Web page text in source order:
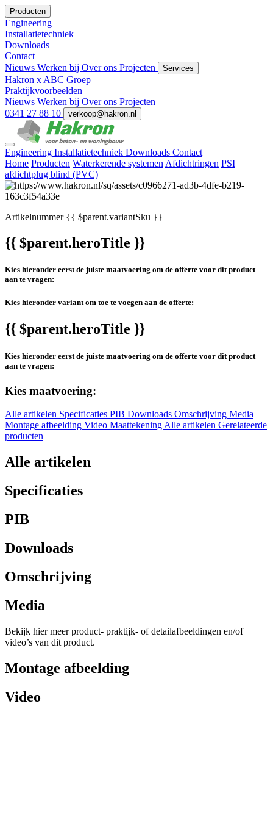
Producten
Engineering
Installatietechniek
Downloads
Contact
Nieuws Werken bij Over ons Projecten Services
Hakron x ABC Groep
Praktijkvoorbeelden
Nieuws Werken bij Over ons Projecten
0341 27 88 10
verkoop@hakron.nl
Engineering Installatietechniek Downloads Contact
Home Producten Waterkerende systemen Afdichtringen PSI
afdichtplug blind (PVC)
Artikelnummer{{ $parent.variantSku }}
{{ $parent.heroTitle }}
Kies hieronder eerst de juiste maatvoering om de offerte voor dit product
aan te vragen:
Kies hieronder variant om toe te voegen aan de offerte:
{{ $parent.heroTitle }}
Kies hieronder eerst de juiste maatvoering om de offerte voor dit product
aan te vragen:
Kies maatvoering:
Alle artikelen Specificaties PIB Downloads Omschrijving Media
Montage afbeelding Video MaattekeningAlle artikelen Gerelateerde
producten
Alle artikelen
Specificaties
PIB
Downloads
Omschrijving
Media
Bekijk hier meer product- praktijk- of detailafbeeldingen en/of
video’s van dit product.
Montage afbeelding
Video